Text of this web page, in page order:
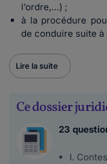
l’ordre,…) ;
à la procédure
de conduire suite à
Lire la suite
Ce dossier
23
I.